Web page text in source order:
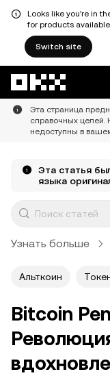
Looks like you're in
for products
Switch site
Эта страница
справочных целей.
недоступны в
Эта статья
языка
Узнать больше
Альткоин
Bitcoin